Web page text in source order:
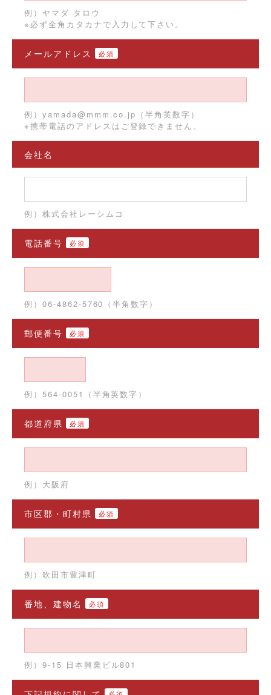
例）ヤマダ タロウ
※必ず全角カタカナで入力して下さい。
メールアドレス 必須
例）yamada@mmm.co.jp（半角英数字）
※携帯電話のアドレスはご登録できません。
会社名
例）株式会社レーシムコ
電話番号 必須
例）06-4862-5760（半角数字）
郵便番号 必須
例）564-0051（半角英数字）
都道府県 必須
例）大阪府
市区郡・町村県 必須
例）吹田市豊津町
番地、建物名 必須
例）9-15 日本興業ビル801